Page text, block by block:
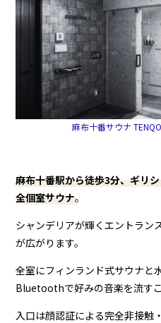
麻布十番サウナ
麻布十番駅から徒歩3分、ギリ
全個室サウナ。
シャンデリアが輝くエントラン
が広がります。
全室にフィンランド式サウナと
Bluetoothで好みの音楽を流すこ
入口は顔認証による完全非接触